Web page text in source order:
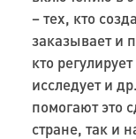
– тех, кто
заказывает и
кто
исследует и
помогают это
стране, так и